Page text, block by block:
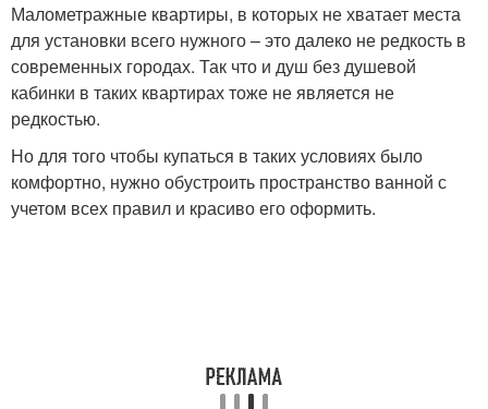
Малометражные квартиры, в которых не хватает места
для установки всего нужного – это далеко не редкость в
современных городах. Так что и душ без душевой
кабинки в таких квартирах тоже не является не
редкостью.
Но для того чтобы купаться в таких условиях было
комфортно, нужно обустроить пространство ванной с
учетом всех правил и красиво его оформить.